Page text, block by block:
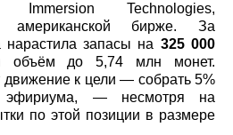
Immersion Technologies,
американской бирже. За
запасы на 325 000
объём до 5,74 млн монет.
к цели — собрать 5%
эфириума, — несмотря на
по этой позиции в размере